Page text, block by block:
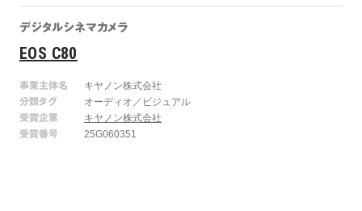
デジタルシネマカメラ
EOS C80
事業主体名
キヤノン株式会社
分類タグ
オーディオ／ビジュアル
受賞企業
キヤノン株式会社
受賞番号
25G060351